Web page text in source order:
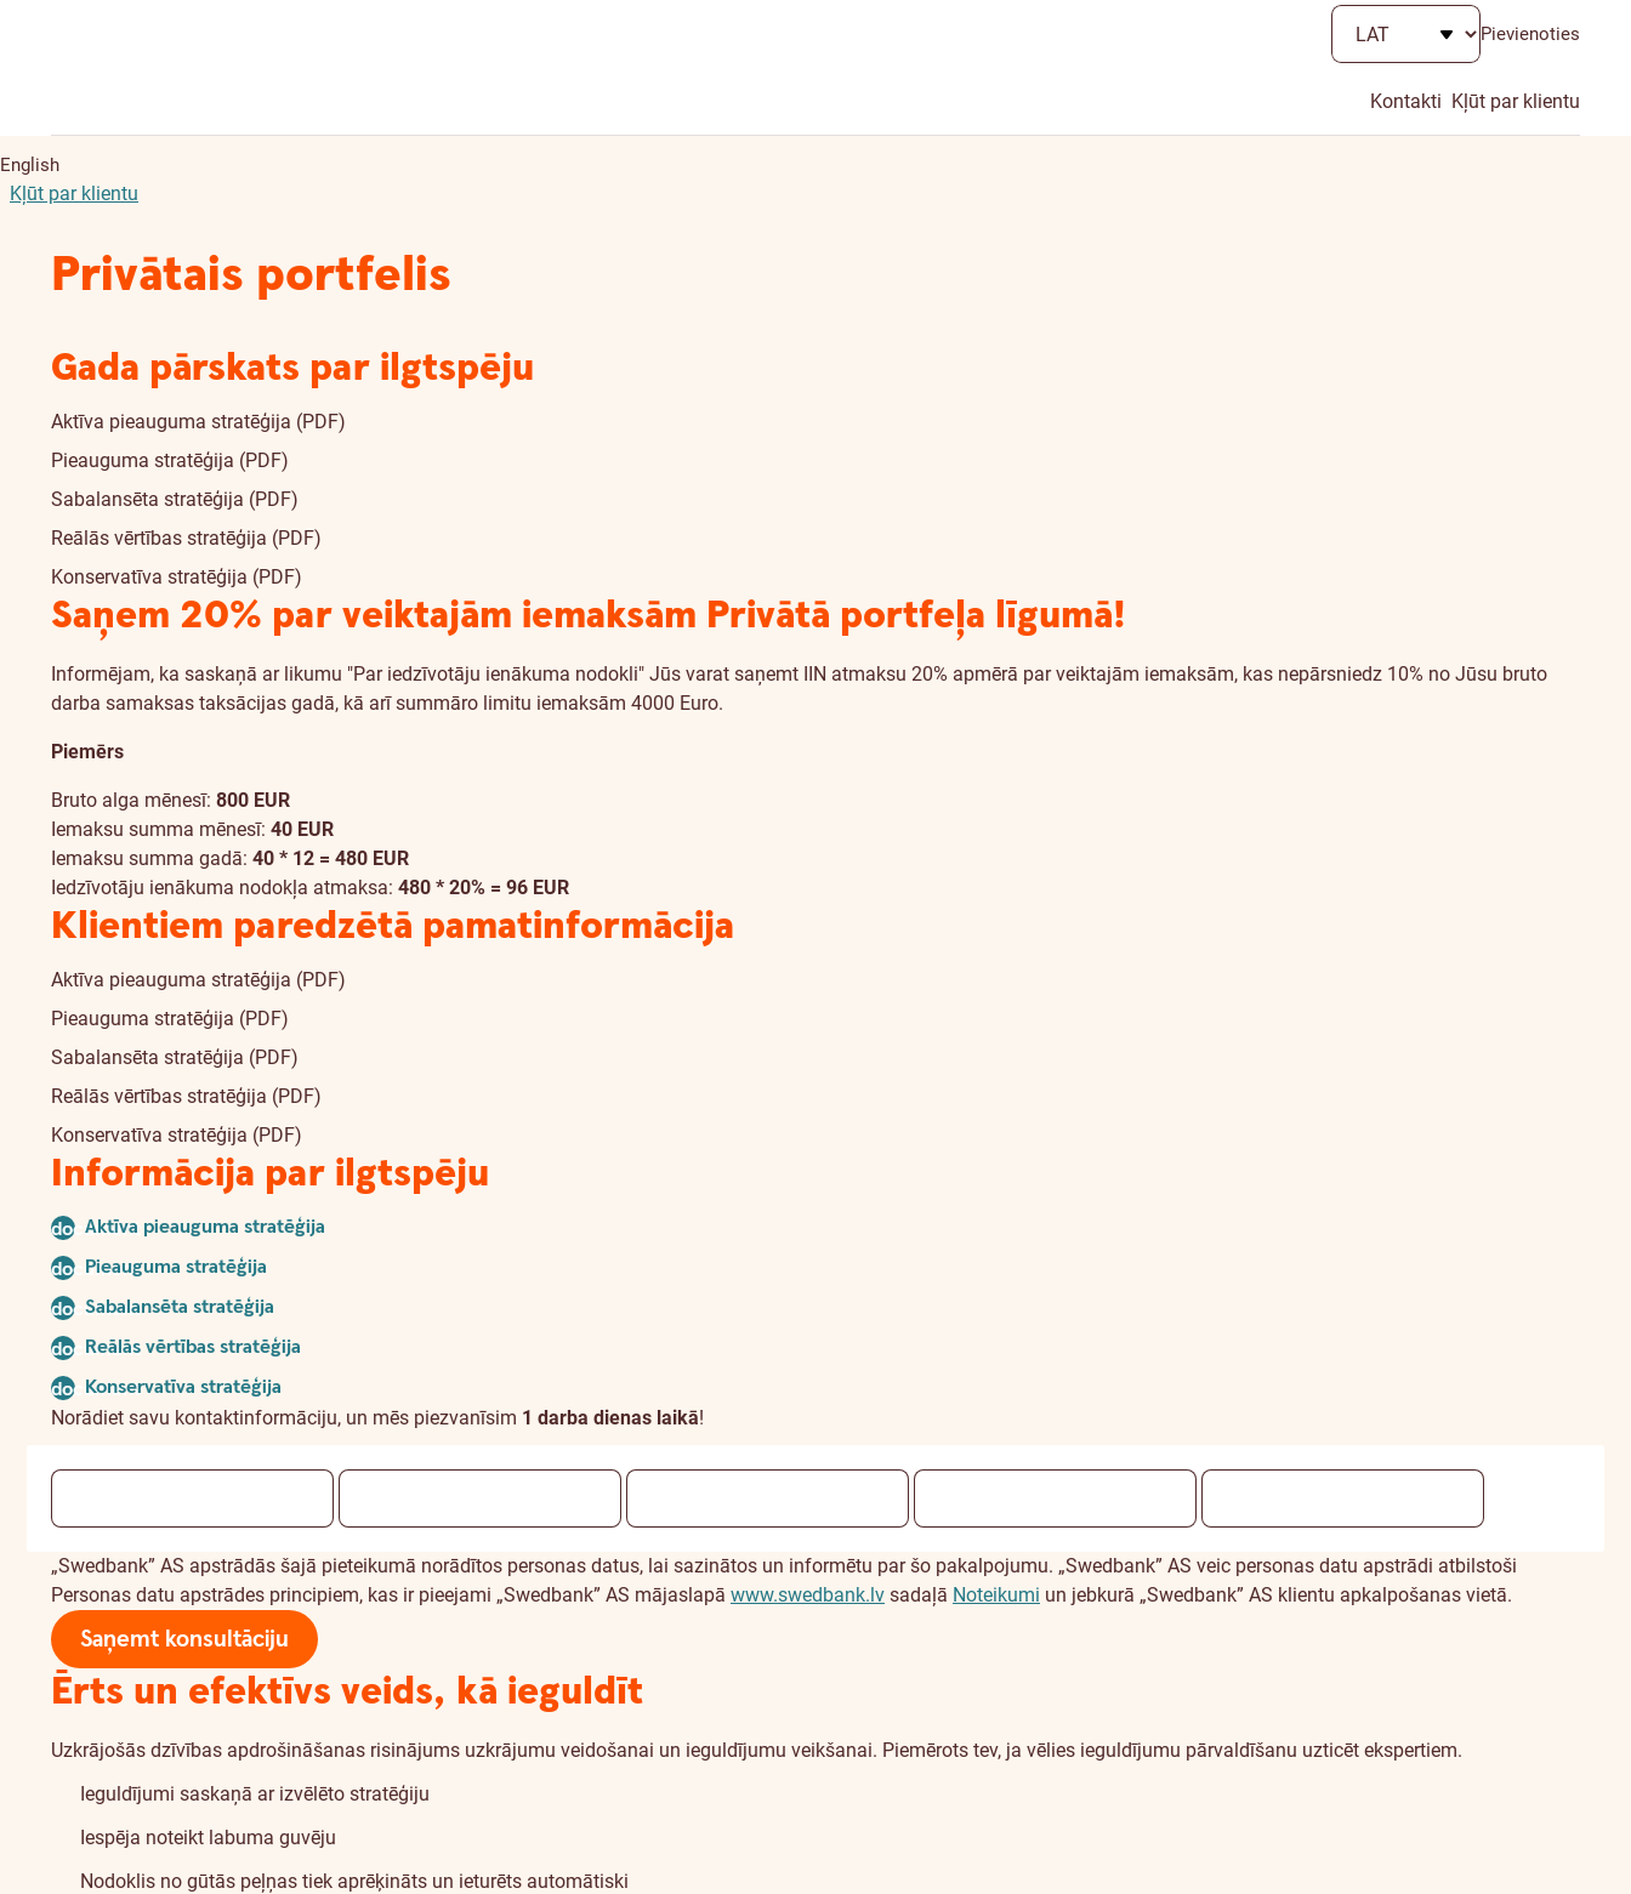
Pievienoties
Kontakti Kļūt par klientu
English
Kļūt par klientu
Privātais portfelis
Gada pārskats par ilgtspēju
Aktīva pieauguma stratēģija (PDF)
Pieauguma stratēģija (PDF)
Sabalansēta stratēģija (PDF)
Reālās vērtības stratēģija (PDF)
Konservatīva stratēģija (PDF)
Saņem 20% par veiktajām iemaksām Privātā portfeļa līgumā!
Informējam, ka saskaņā ar likumu "Par iedzīvotāju ienākuma nodokli" Jūs varat saņemt IIN atmaksu 20% apmērā par veiktajām iemaksām, kas nepārsniedz 10% no Jūsu bruto
darba samaksas taksācijas gadā, kā arī summāro limitu iemaksām 4000 Euro.
Piemērs
Bruto alga mēnesī: 800 EUR
Iemaksu summa mēnesī: 40 EUR
Iemaksu summa gadā: 40 * 12 = 480 EUR
Iedzīvotāju ienākuma nodokļa atmaksa: 480 * 20% = 96 EUR
Klientiem paredzētā pamatinformācija
Aktīva pieauguma stratēģija (PDF)
Pieauguma stratēģija (PDF)
Sabalansēta stratēģija (PDF)
Reālās vērtības stratēģija (PDF)
Konservatīva stratēģija (PDF)
Informācija par ilgtspēju
document
Aktīva pieauguma stratēģija
document
Pieauguma stratēģija
document
Sabalansēta stratēģija
document
Reālās vērtības stratēģija
document
Konservatīva stratēģija
Norādiet savu kontaktinformāciju, un mēs piezvanīsim 1 darba dienas laikā!
„Swedbank” AS apstrādās šajā pieteikumā norādītos personas datus, lai sazinātos un informētu par šo pakalpojumu. „Swedbank” AS veic personas datu apstrādi atbilstoši
Personas datu apstrādes principiem, kas ir pieejami „Swedbank” AS mājaslapā www.swedbank.lv sadaļā Noteikumi un jebkurā „Swedbank” AS klientu apkalpošanas vietā.
Saņemt konsultāciju
Ērts un efektīvs veids, kā ieguldīt
Uzkrājošās dzīvības apdrošināšanas risinājums uzkrājumu veidošanai un ieguldījumu veikšanai. Piemērots tev, ja vēlies ieguldījumu pārvaldīšanu uzticēt ekspertiem.
Ieguldījumi saskaņā ar izvēlēto stratēģiju
Iespēja noteikt labuma guvēju
Nodoklis no gūtās peļņas tiek aprēķināts un ieturēts automātiski